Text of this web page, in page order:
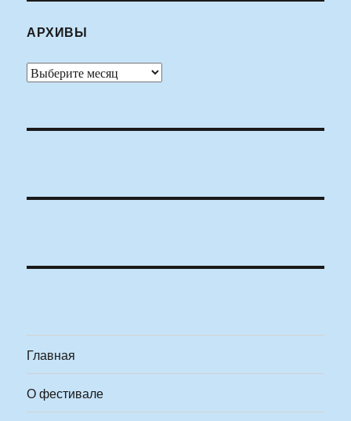
АРХИВЫ
Архивы
Главная
О фестивале